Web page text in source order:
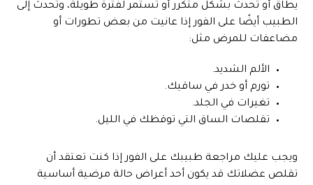
يطاق أو تحدث بشكل متكرر أو تستمر لفترة طويلة، وتحدث إلى
الطبيب أيضًا على الفور إذا عانيت من بعض تطورات أو
مضاعفات للمرض مثل:
الألم الشديد.
تورم أو خدر في ساقيك.
تغيرات في الجلد.
تقلصات الساق التي توقظك في الليل.
ويجب عليك مراجعة طبيبك على الفور إذا كنت تعتقد أن
تقلص عضلاتك قد يكون أحد أعراض حالة مرضية أساسية